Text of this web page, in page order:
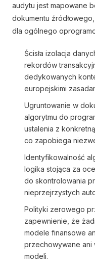
audytu jest mapowane
dokumentu
dla ogólnego
Ścisła izolacja
rekordów
dedykowanych
europejskimi
Ugruntowanie w
algorytmu do
ustalenia z
co zapobiega
Identyfikowalność
logika stojąca za
do skontrolowania
nieprzejrzystych
Polityki zerowego
zapewnienie, że
modele finansowe
przechowywane ani
modeli.